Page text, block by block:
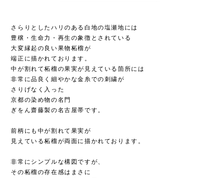
さらりとしたハリのある白地の塩瀬地には
豊穣・生命力・再生の象徴とされている
大変縁起の良い果物柘榴が
端正に描かれております。
中が割れて柘榴の果実が見えている箇所には
非常に品良く細やかな金糸での刺繍が
さりげなく入った
京都の染め物の名門
ぎをん齋藤製の名古屋帯です。
前柄にも中が割れて果実が
見えている柘榴が両面に描かれております。
非常にシンプルな構図ですが、
その柘榴の存在感はまさに